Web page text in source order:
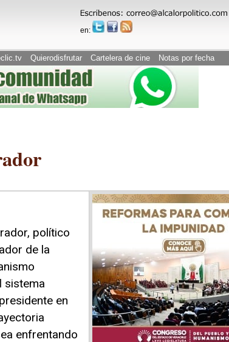
en:
Quierodisfrutar Cartelera de cine Notas por fecha
político
de la
sistema
en
enfrentando